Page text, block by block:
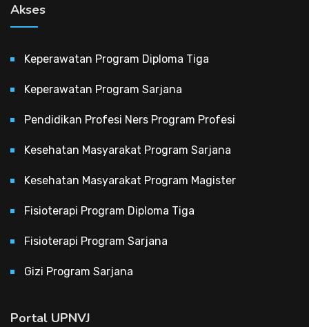
Akses
Keperawatan Program Diploma Tiga
Keperawatan Program Sarjana
Pendidikan Profesi Ners Program Profesi
Kesehatan Masyarakat Program Sarjana
Kesehatan Masyarakat Program Magister
Fisioterapi Program Diploma Tiga
Fisioterapi Program Sarjana
Gizi Program Sarjana
Portal UPNVJ